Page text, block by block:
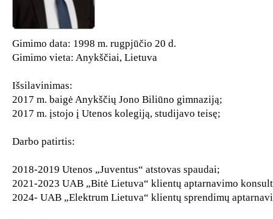
Gimimo data: 1998 m. rugpjūčio 20 d.
Gimimo vieta: Anykščiai, Lietuva
Išsilavinimas:
2017 m. baigė Anykščių Jono Biliūno gimnaziją;
2017 m. įstojo į Utenos kolegiją, studijavo teisę;
Darbo patirtis:
2018-2019 Utenos „Juventus“ atstovas spaudai;
2021-2023 UAB „Bitė Lietuva“ klientų aptarnavimo
2024- UAB „Elektrum Lietuva“ klientų sprendimų